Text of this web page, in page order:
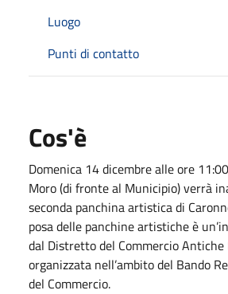
Luogo
Punti di contatto
Cos'è
Domenica 14 dicembre alle ore
Moro (di fronte al Municipio) verrà
seconda panchina artistica di
posa delle panchine artistiche è
dal Distretto del Commercio
organizzata nell’ambito del Bando
del Commercio.